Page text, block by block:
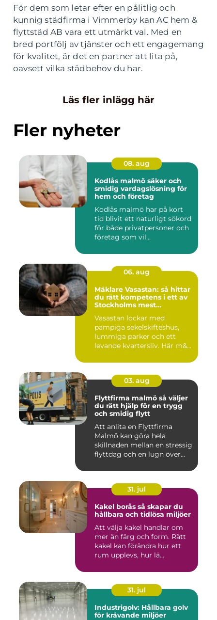
För dem som letar efter en pålitlig och
kunnig städfirma i Vimmerby kan AC hem &
flyttstäd AB vara ett utmärkt val. Med en
bred portfölj av tjänster och ett engagemang
för kvalitet, är det en partner att lita på,
oavsett vilka städbehov du har.
Läs fler inlägg här
Fler nyheter
08. aug
Kodlås malmö säker och
smidig vardagslösning för
hem och företag
Kodlås malmö har på kort
tid blivit ett naturligt sökord
för både privatpersoner och
företag som vil...
06. aug
Mäklare Vasastan: så hittar
du rätt kompetens i ett av
Stockholms mest
Vasastan lockar med
pampiga sekelskifteshus,
lummiga parker och ett
levande kvartersliv. Här m&...
03. aug
Flyttfirma malmö så väljer
du rätt hjälp för en trygg
och smidig flytt
Att anlita en Flyttfirma
Malmö kan göra hela
skillnaden mellan en stressig
flyttdag och en lugn över...
31. jul
Kakel borås så skapar du
hållbara och tidlösa miljöer
Att välja kakel handlar om
mer än färg och form. Rätt
kakel kan förändra hur ett
rum upplevs, hur lä...
31. jul
Industrigolv: Hållbara golv
för krävande miljöer